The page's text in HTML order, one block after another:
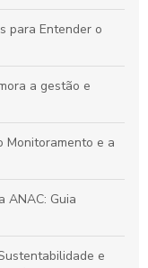
para Entender o
a gestão e
Monitoramento e a
ANAC: Guia
e